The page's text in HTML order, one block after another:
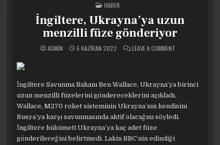
POSTED
IN
HABER
İngiltere, Ukrayna’ya uzun
menzilli füze gönderiyor
ADMIN 6 HAZIRAN 2022 LEAVE A COMMENTON
GÖNDERIYOR
İngiltere Savunma Bakanı Ben Wallace, Ukrayna’ya birinci
uzun menzilli füzelerini göndereceklerini açıkladı.
Wallace, M270 roket sisteminin Ukrayna’nın kendisini
Rusya’ya karşı savunmasında aktif olacağını söyledi.
İngiltere hükümeti Ukrayna’ya kaç adet füze
gönderileceğini belirtmedi. Lakin BBC’nin edindiği